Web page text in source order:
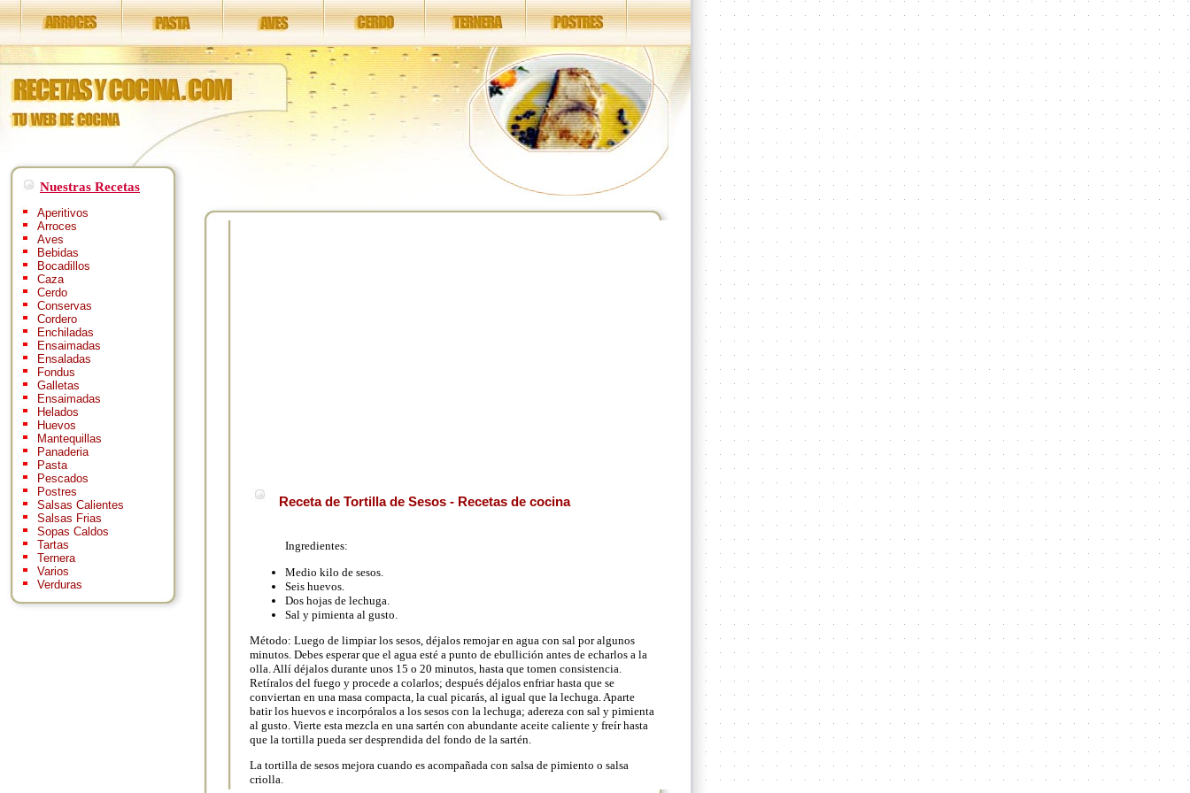
Nuestras Recetas
Aperitivos
Arroces
Aves
Bebidas
Bocadillos
Caza
Cerdo
Conservas
Cordero
Enchiladas
Ensaimadas
Ensaladas
Fondus
Galletas
Ensaimadas
Helados
Huevos
Mantequillas
Panaderia
Pasta
Pescados
Postres
Salsas Calientes
Salsas Frias
Sopas Caldos
Tartas
Ternera
Varios
Verduras
Receta de Tortilla de Sesos - Recetas de cocina
Ingredientes:
Medio kilo de sesos.
Seis huevos.
Dos hojas de lechuga.
Sal y pimienta al gusto.
Método: Luego de limpiar los sesos, déjalos remojar en agua con sal por algunos
minutos. Debes esperar que el agua esté a punto de ebullición antes de echarlos a la
olla. Allí déjalos durante unos 15 o 20 minutos, hasta que tomen consistencia.
Retíralos del fuego y procede a colarlos; después déjalos enfriar hasta que se
conviertan en una masa compacta, la cual picarás, al igual que la lechuga. Aparte
batir los huevos e incorpóralos a los sesos con la lechuga; adereza con sal y pimienta
al gusto. Vierte esta mezcla en una sartén con abundante aceite caliente y freír hasta
que la tortilla pueda ser desprendida del fondo de la sartén.
La tortilla de sesos mejora cuando es acompañada con salsa de pimiento o salsa
criolla.